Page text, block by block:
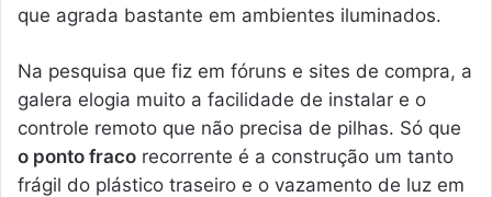
que agrada bastante em ambientes iluminados.
Na pesquisa que fiz em fóruns e sites de compra, a
galera elogia muito a facilidade de instalar e o
controle remoto que não precisa de pilhas. Só que
o ponto fraco recorrente é a construção um tanto
frágil do plástico traseiro e o vazamento de luz em